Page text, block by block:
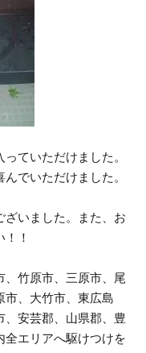
ていただけました。
でいただけました。
ざいました。また、お
！
、竹原市、三原市、尾
市、大竹市、東広島
、安芸郡、山県郡、豊
全エリアへ駆けつけを